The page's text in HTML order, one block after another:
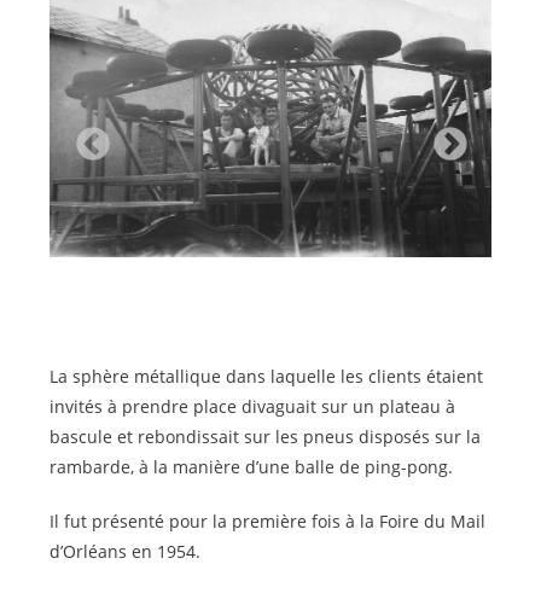
La sphère métallique dans laquelle les clients étaient
invités à prendre place divaguait sur un plateau à
bascule et rebondissait sur les pneus disposés sur la
rambarde, à la manière d’une balle de ping-pong.
Il fut présenté pour la première fois à la Foire du Mail
d’Orléans en 1954.